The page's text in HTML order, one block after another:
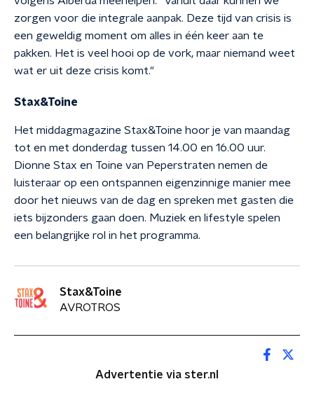
zorgen voor die integrale aanpak. Deze tijd van crisis is
een geweldig moment om alles in één keer aan te
pakken. Het is veel hooi op de vork, maar niemand weet
wat er uit deze crisis komt."
Stax&Toine
Het middagmagazine Stax&Toine hoor je van maandag
tot en met donderdag tussen 14.00 en 16.00 uur.
Dionne Stax en Toine van Peperstraten nemen de
luisteraar op een ontspannen eigenzinnige manier mee
door het nieuws van de dag en spreken met gasten die
iets bijzonders gaan doen. Muziek en lifestyle spelen
een belangrijke rol in het programma.
Stax&Toine
AVROTROS
Advertentie via ster.nl